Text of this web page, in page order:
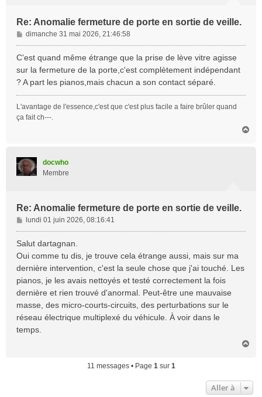
Re: Anomalie fermeture de porte en sortie de veille.
M
e
s
a
g
e
dimanche 31 mai 2026, 21:46:58
C'est quand même étrange que la prise de lève vitre agisse
sur la fermeture de la porte,c'est complètement indépendant
? A part les pianos,mais chacun a son contact séparé.
L'avantage de l'essence,c'est que c'est plus facile a faire brûler quand
ça fait ch---.
docwho
Membre
Re: Anomalie fermeture de porte en sortie de veille.
M
e
a
g
e
lundi 01 juin 2026, 08:16:41
Salut dartagnan.
Oui comme tu dis, je trouve cela étrange aussi, mais sur ma
dernière intervention, c'est la seule chose que j'ai touché. Les
pianos, je les avais nettoyés et testé correctement la fois
dernière et rien trouvé d'anormal. Peut-être une mauvaise
masse, des micro-courts-circuits, des perturbations sur le
réseau électrique multiplexé du véhicule. À voir dans le
temps.
11 messages • Page 1 sur 1
Aller à